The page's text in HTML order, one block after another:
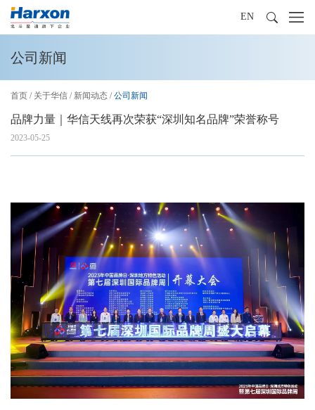
EN
公司新闻
首页 / 关于华信 / 新闻动态 / 公司新闻
品牌力量｜华信天线再次荣获“深圳知名品牌”荣誉称号
2023-05-25